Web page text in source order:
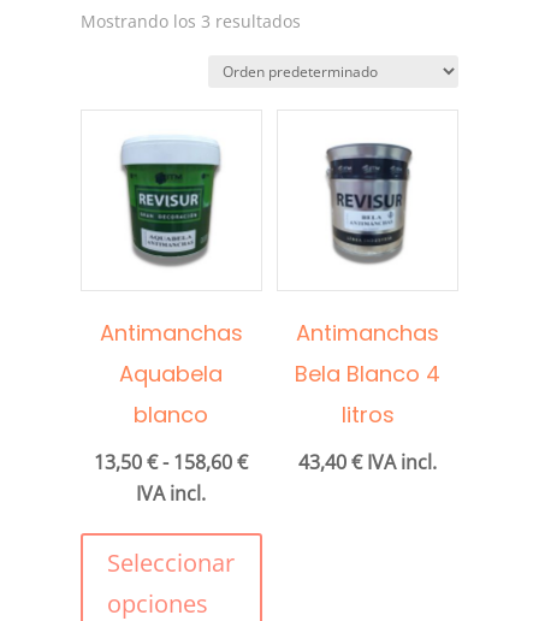
Mostrando los 3 resultados
Antimanchas
Aquabela
blanco
13,50€- 158,60€Rango
IVA incl.
Seleccionar
opciones
Antimanchas
Bela Blanco 4
litros
43,40€ IVA incl.